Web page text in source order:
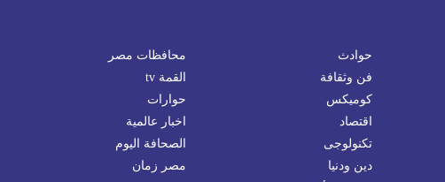
حوادث
محافظات مصر
فن وثقافة
القمة tv
كوميكس
حوارات
اقتصاد
اخبار عالمية
تكنولوجى
الصحافة اليوم
دين ودنيا
مصر زمان